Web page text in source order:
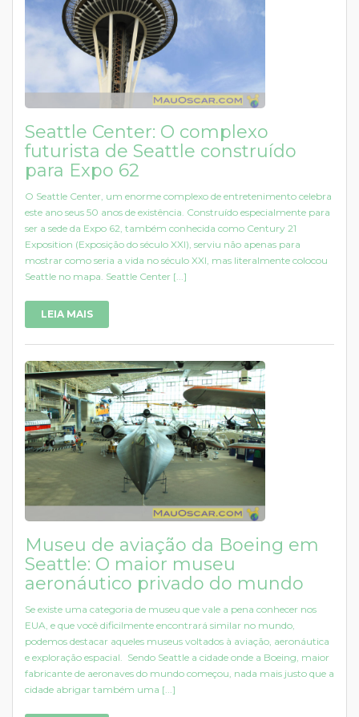
Seattle Center: O complexo
futurista de Seattle construído
para Expo 62
O Seattle Center, um enorme complexo de entretenimento celebra
este ano seus 50 anos de existência. Construído especialmente para
ser a sede da Expo 62, também conhecida como Century 21
Exposition (Exposição do século XXI), serviu não apenas para
mostrar como seria a vida no século XXI, mas literalmente colocou
Seattle no mapa. Seattle Center [...]
LEIA MAIS
Museu de aviação da Boeing em
Seattle: O maior museu
aeronáutico privado do mundo
Se existe uma categoria de museu que vale a pena conhecer nos
EUA, e que você dificilmente encontrará similar no mundo,
podemos destacar aqueles museus voltados à aviação, aeronáutica
e exploração espacial. Sendo Seattle a cidade onde a Boeing, maior
fabricante de aeronaves do mundo começou, nada mais justo que a
cidade abrigar também uma [...]